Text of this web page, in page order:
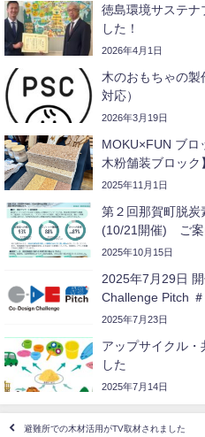
徳島環境サステナ
した！
2026年4月1日
木のおもちゃの製
対応）
2026年3月19日
MOKU×FUN ブロ
木粉舗装ブロック
2025年11月1日
第２回那賀町脱炭
(10/21開催) ご案
2025年10月15日
2025年7月29日
Challenge Pitch
2025年7月23日
アップサイクル・
した
2025年7月14日
避難所での木材活用がTV取材されました